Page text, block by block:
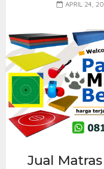
APRIL 24,
Jual